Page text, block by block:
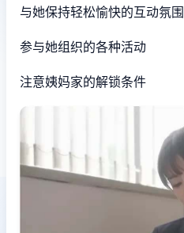
与她保持轻松愉快的互动氛围
参与她组织的各种活动
注意姨妈家的解锁条件